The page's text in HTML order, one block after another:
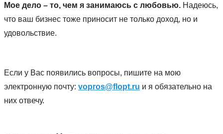
Мое дело – то, чем я занимаюсь с любовью. Надеюсь,
что ваш бизнес тоже приносит не только доход, но и
удовольствие.
Если у Вас появились вопросы, пишите на мою
электронную почту: vopros@flopt.ru и я обязательно на
них отвечу.